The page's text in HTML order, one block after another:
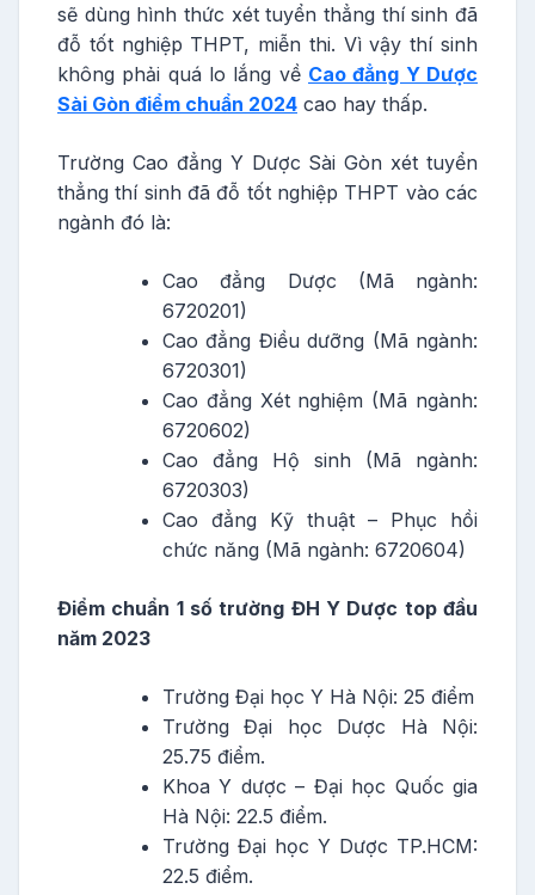
sẽ dùng hình thức xét tuyển thẳng thí sinh đã
đỗ tốt nghiệp THPT, miễn thi. Vì vậy thí sinh
không phải quá lo lắng về Cao đẳng Y Dược
Sài Gòn điểm chuẩn 2024 cao hay thấp.
Trường Cao đẳng Y Dược Sài Gòn xét tuyển
thẳng thí sinh đã đỗ tốt nghiệp THPT vào các
ngành đó là:
Cao đẳng Dược (Mã ngành:
6720201)
Cao đẳng Điều dưỡng (Mã ngành:
6720301)
Cao đẳng Xét nghiệm (Mã ngành:
6720602)
Cao đẳng Hộ sinh (Mã ngành:
6720303)
Cao đẳng Kỹ thuật – Phục hồi
chức năng (Mã ngành: 6720604)
Điểm chuẩn 1 số trường ĐH Y Dược top đầu
năm 2023
Trường Đại học Y Hà Nội: 25 điểm
Trường Đại học Dược Hà Nội:
25.75 điểm.
Khoa Y dược – Đại học Quốc gia
Hà Nội: 22.5 điểm.
Trường Đại học Y Dược TP.HCM:
22.5 điểm.